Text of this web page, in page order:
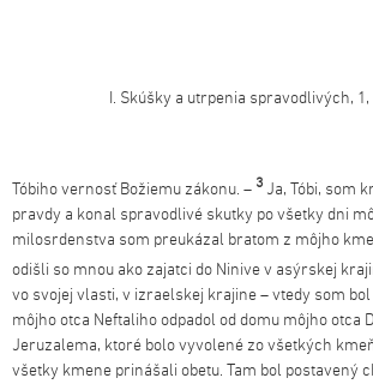
I. Skúšky a utrpenia spravodlivých, 1,
Tóbiho vernosť Božiemu zákonu. – 3 Ja, Tóbi, som
pravdy a konal spravodlivé skutky po všetky dni
milosrdenstva som preukázal bratom z môjho
odišli so mnou ako zajatci do Ninive v asýrskej
vo svojej vlasti, v izraelskej krajine – vtedy som
môjho otca Neftaliho odpadol od domu môjho otca
Jeruzalema, ktoré bolo vyvolené zo všetkých
všetky kmene prinášali obetu. Tam bol postavený